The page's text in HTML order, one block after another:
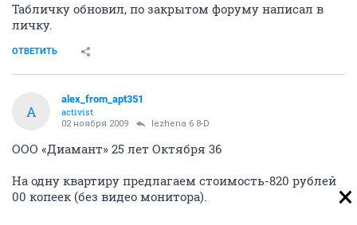
Табличку обновил, по закрытом форуму написал в
личку.
ОТВЕТИТЬ
A
alex_from_apt351
activist
02 ноября 2009 lezhena 6 8-D
ООО «Диамант» 25 лет Октября 36
На одну квартиру предлагаем стоимость-820 рублей
00 копеек (без видео монитора).